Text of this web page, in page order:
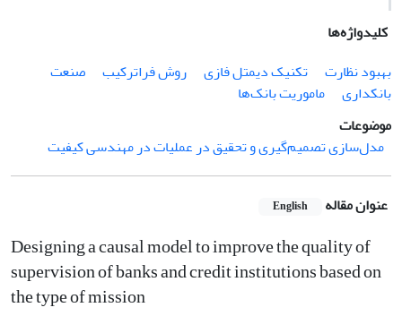
کلیدواژه‌ها
بهبود نظارت
تکنیک دیمتل فازی روش فراترکیب
صنعت
بانکداری
ماموریت بانک‌ها
موضوعات
مدل‌سازی تصمیم‌گیری و تحقیق در عملیات در مهندسی کیفیت
عنوان مقاله English
Designing a causal model to improve the quality of
supervision of banks and credit institutions based on
the type of mission